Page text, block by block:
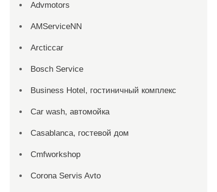
Advmotors
AMServiceNN
Arcticcar
Bosch Service
Business Hotel, гостиничный комплекс
Car wash, автомойка
Casablanca, гостевой дом
Cmfworkshop
Corona Servis Avto